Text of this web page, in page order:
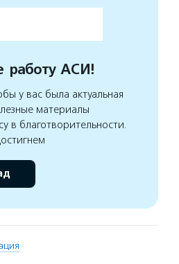
работу АСИ!
у вас была актуальная
материалы
в благотворительности.